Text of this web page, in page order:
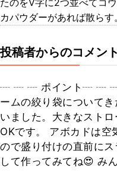
たのをV字に2つ並べてコ
カパウダーがあれば散ら
投稿者からのコメント
┈ ┈ ┈ ポイント┈ ┈ ┈
ームの絞り袋について
いました。大きなスト
OKです。 アボカドは空
ので盛り付けの直前に
して作ってみてね😍 み